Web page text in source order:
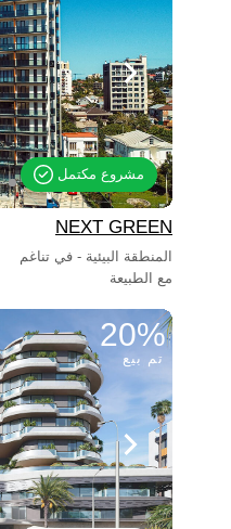
مشروع مكتمل
NEXT GREEN
المنطقة البيئية - في تناغم
مع الطبيعة
20%
تم بيع